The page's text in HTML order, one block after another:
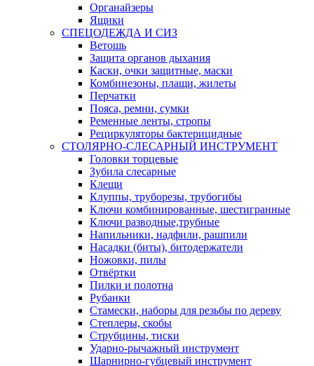
Органайзеры
Ящики
СПЕЦОДЕЖДА И СИЗ
Ветошь
Защита органов дыхания
Каски, очки защитные, маски
Комбинезоны, плащи, жилеты
Перчатки
Пояса, ремни, сумки
Ременные ленты, стропы
Рециркуляторы бактерицидные
СТОЛЯРНО-СЛЕСАРНЫЙ ИНСТРУМЕНТ
Головки торцевые
Зубила слесарные
Клещи
Клуппы, труборезы, трубогибы
Ключи комбинированные, шестигранные
Ключи разводные,трубные
Напильники, надфили, рашпили
Насадки (биты), битодержатели
Ножовки, пилы
Отвёртки
Пилки и полотна
Рубанки
Стамески, наборы для резьбы по дереву
Степлеры, скобы
Струбцины, тиски
Ударно-рычажный инструмент
Шарнирно-губцевый инструмент